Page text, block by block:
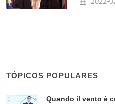
TÓPICOS POPULARES
Quando il vento è